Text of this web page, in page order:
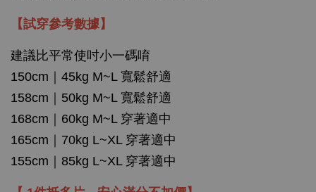
【試穿參考數據】
建議比平常使吋小一碼唷
150cm｜45kg M~L 寬鬆舒適
158cm｜50kg M~L 寬鬆舒適
168cm｜60kg M~L 穿著適中
165cm｜70kg L~XL 穿著適中
155cm｜85kg L~XL 穿著適中